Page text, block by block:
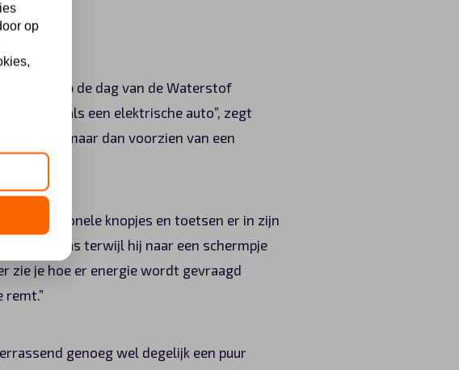
rijden op de dag van de Waterstof
net als een elektrische auto”, zegt
auto, maar dan voorzien van een
traditionele knopjes en toetsen er in zijn
zegt Baas terwijl hij naar een schermpje
zie je hoe er energie wordt gevraagd
remt.”
genoeg wel degelijk een puur
op